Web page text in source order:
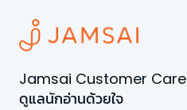
Jamsai Customer Care
ดูแลนักอ่านด้วยใจ